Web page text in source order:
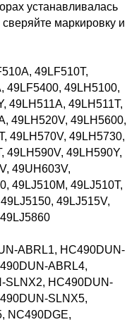
устанавливалась
маркировку и
49LF510T,
49LF5400, 49LH5100,
49LH511A, 49LH511T,
49LH520V, 49LH5600,
49LH570V, 49LH5730,
49LH590V, 49LH590Y,
49UH603V,
49LJ510M, 49LJ510T,
49LJ515V,
ABRL1, HC490DUN-
ABRL4,
SLNX2, HC490DUN-
SLNX5,
NC490DGE,